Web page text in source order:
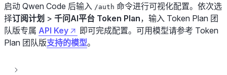
启动 Qwen Code 后输入 /auth 命令进行可视化配置。依次选
择订阅计划 > 千问AI平台 Token Plan，输入 Token Plan 团
队版专属 API Key
即可完成配置。可用模型请参考 Token
Plan 团队版支持的模型。